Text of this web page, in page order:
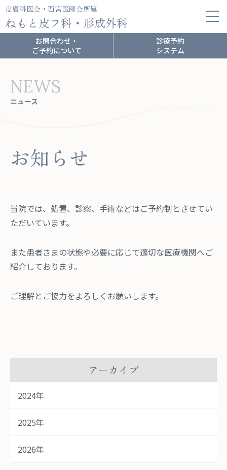
皮膚科医会・西宮医師会所属
ねもと皮フ科・形成外科
お問合わせ・
ご予約について
診療予約
システム
NEWS
ニュース
お知らせ
当院では、処置、診察、手術などはご予約制とさせてい
ただいています。
また患者さまの状態や必要に応じて適切な医療機関へご
紹介しております。
ご理解とご協力をよろしくお願いします。
アーカイブ
2024年
2025年
2026年